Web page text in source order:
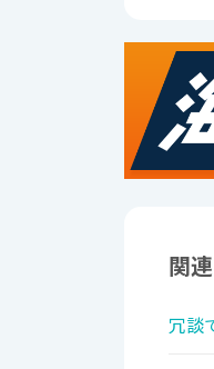
関
冗談